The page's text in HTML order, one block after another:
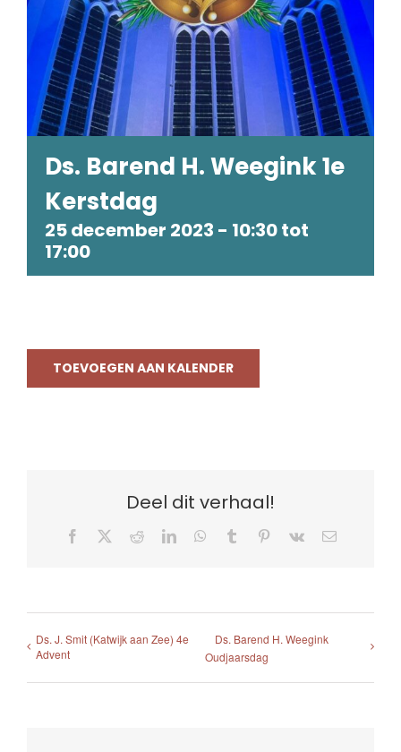
Ds. Barend H. Weegink 1e
Kerstdag
25 december 2023 - 10:30tot
17:00
TOEVOEGEN AAN KALENDER
Deel dit verhaal!
Facebook RedditLinkedInWhatsApp
Tumblr Pinterest
Vk
E-
Ds. J. Smit (Katwijk aan Zee) 4e
Advent
Ds. Barend H. Weegink
Oudjaarsdag